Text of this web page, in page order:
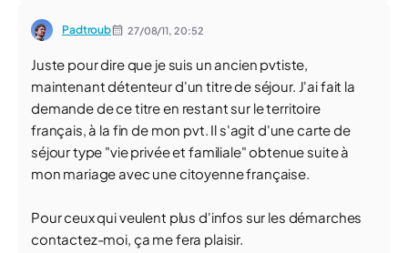
Padtroub 27/08/11, 20:52
Juste pour dire que je suis un ancien pvtiste,
maintenant détenteur d'un titre de séjour. J'ai fait la
demande de ce titre en restant sur le territoire
français, à la fin de mon pvt. Il s'agit d'une carte de
séjour type "vie privée et familiale" obtenue suite à
mon mariage avec une citoyenne française.
Pour ceux qui veulent plus d'infos sur les démarches
contactez-moi, ça me fera plaisir.